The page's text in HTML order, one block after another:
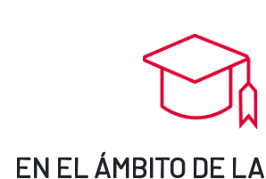
EN EL ÁMBITO DE LA